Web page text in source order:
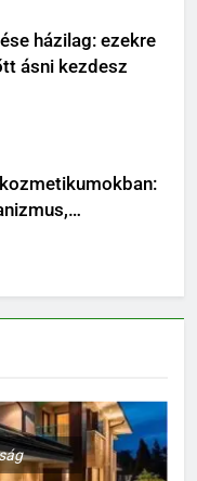
házilag: ezekre
ásni kezdesz
és felhasználási
mégis
udvart
Előnyök és